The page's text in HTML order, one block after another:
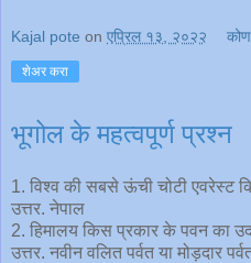
Kajal pote on एप्रिल १३, २०२२
शेअर करा
भूगोल के महत्वपूर्ण प्रश्न
1. विश्व की सबसे ऊंची चोटी एवरेस्ट
उत्तर. नेपाल
2. हिमालय किस प्रकार के पवन का
उत्तर. नवीन वलित पर्वत या मोड़दार